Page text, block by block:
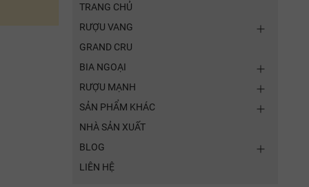
TRANG CHỦ
RƯỢU VANG
GRAND CRU
BIA NGOẠI
RƯỢU MẠNH
SẢN PHẨM KHÁC
NHÀ SẢN XUẤT
BLOG
LIÊN HỆ